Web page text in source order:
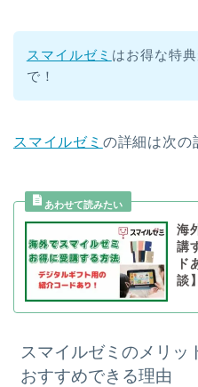
スマイルゼミ はお得な特
で！
スマイルゼミ の詳細は次の
海
講
ド
談】
スマイルゼミのメリッ
おすすめできる理由